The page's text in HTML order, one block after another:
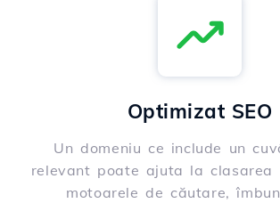
Optimizat SEO
Un domeniu ce include un
relevant poate ajuta la clasarea
motoarele de căutare,